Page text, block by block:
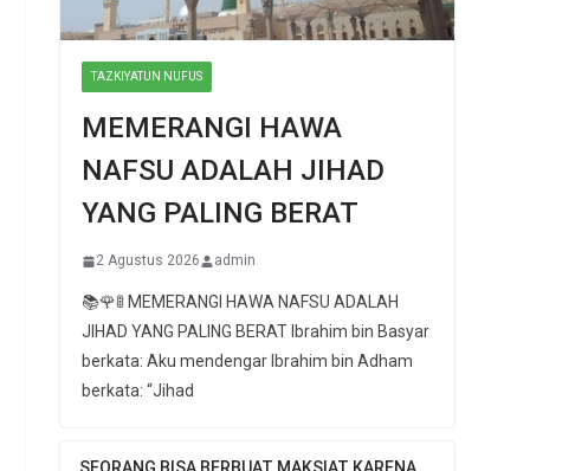
TAZKIYATUN NUFUS
MEMERANGI HAWA
NAFSU ADALAH JIHAD
YANG PALING BERAT
2 Agustus 2026 admin
📚🌹🚦 MEMERANGI HAWA NAFSU ADALAH
JIHAD YANG PALING BERAT Ibrahim bin Basyar
berkata: Aku mendengar Ibrahim bin Adham
berkata: “Jihad